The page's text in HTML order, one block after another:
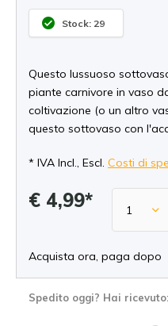
Stock: 29
Questo lussuoso
piante carnivore in vaso
coltivazione (o un altro
questo sottovaso con
* IVA Incl., Escl. Costi di
€ 4,99*
Acquista ora, paga dopo
Spedito oggi? Hai ricevuto: